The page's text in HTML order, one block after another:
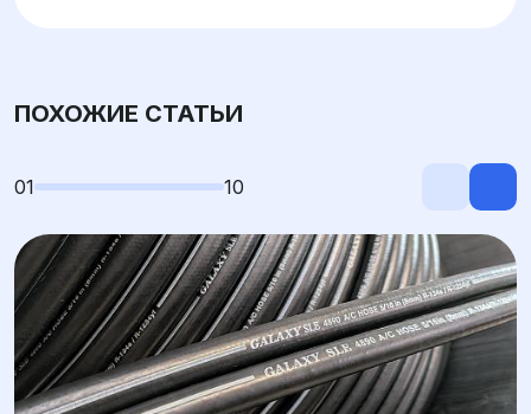
ПОХОЖИЕ СТАТЬИ
01 10